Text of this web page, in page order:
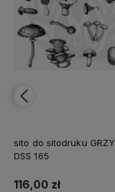
sito do sitodruku GRZYBY
DSS 165
116,00 zł